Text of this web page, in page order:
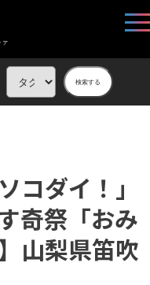
ア
検索する
コダイ！」
奇祭「おみ
山梨県笛吹